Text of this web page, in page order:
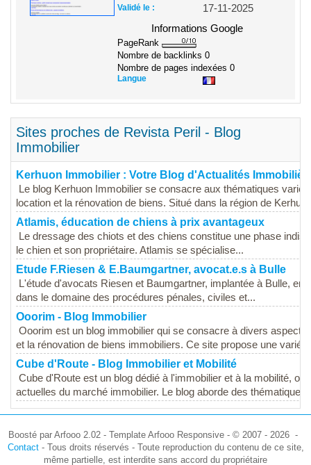
Validé le :
17-11-2025
Informations Google
PageRank
Nombre de backlinks 0
Nombre de pages indexées 0
Langue
Sites proches de Revista Peril - Blog
Immobilier
Kerhuon Immobilier : Votre Blog d'Actualités
Le blog Kerhuon Immobilier se consacre aux thématiques
location et la rénovation de biens. Situé dans la région de
Atlamis, éducation de chiens à prix avantageux
Le dressage des chiots et des chiens constitue une phase
le chien et son propriétaire. Atlamis se spécialise...
Etude F.Riesen & E.Baumgartner, avocat.e.s à Bulle
L'étude d'avocats Riesen et Baumgartner, implantée à Bulle,
dans le domaine des procédures pénales, civiles et...
Ooorim - Blog Immobilier
Ooorim est un blog immobilier qui se consacre à divers
et la rénovation de biens immobiliers. Ce site propose une
Cube d'Route - Blog Immobilier et Mobilité
Cube d'Route est un blog dédié à l'immobilier et à la mobilité,
actuelles du marché immobilier. Le blog aborde des thématiques
Boosté par Arfooo 2.02 - Template Arfooo Responsive - © 2007 - 2026 -
Contact- Tous droits réservés - Toute reproduction du contenu de ce site,
même partielle, est interdite sans accord du propriétaire